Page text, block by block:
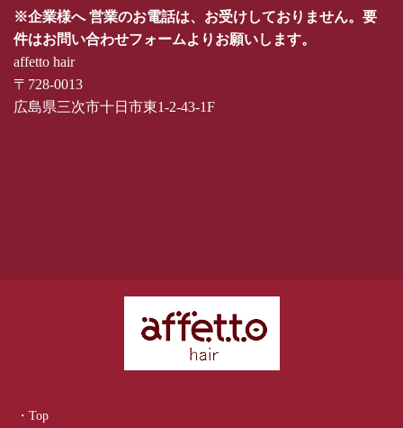
※企業様へ 営業のお電話は、お受けしておりません。要
件はお問い合わせフォームよりお願いします。
affetto hair
〒728-0013
広島県三次市十日市東1-2-43-1F
・Top